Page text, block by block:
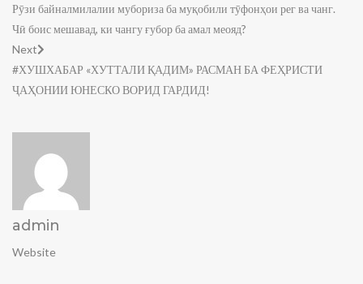
Рӯзи байналмилалии мубориза ба муқобили тӯфонҳои рег ва чанг.
Чӣ боис мешавад, ки чангу ғубор ба амал меояд?
Next
#ХУШХАБАР «ХУТТАЛИ ҚАДИМ» РАСМАН БА ФЕҲРИСТИ
ҶАҲОНИИ ЮНЕСКО ВОРИД ГАРДИД!
admin
Website